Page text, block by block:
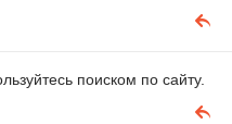
поиском по сайту.